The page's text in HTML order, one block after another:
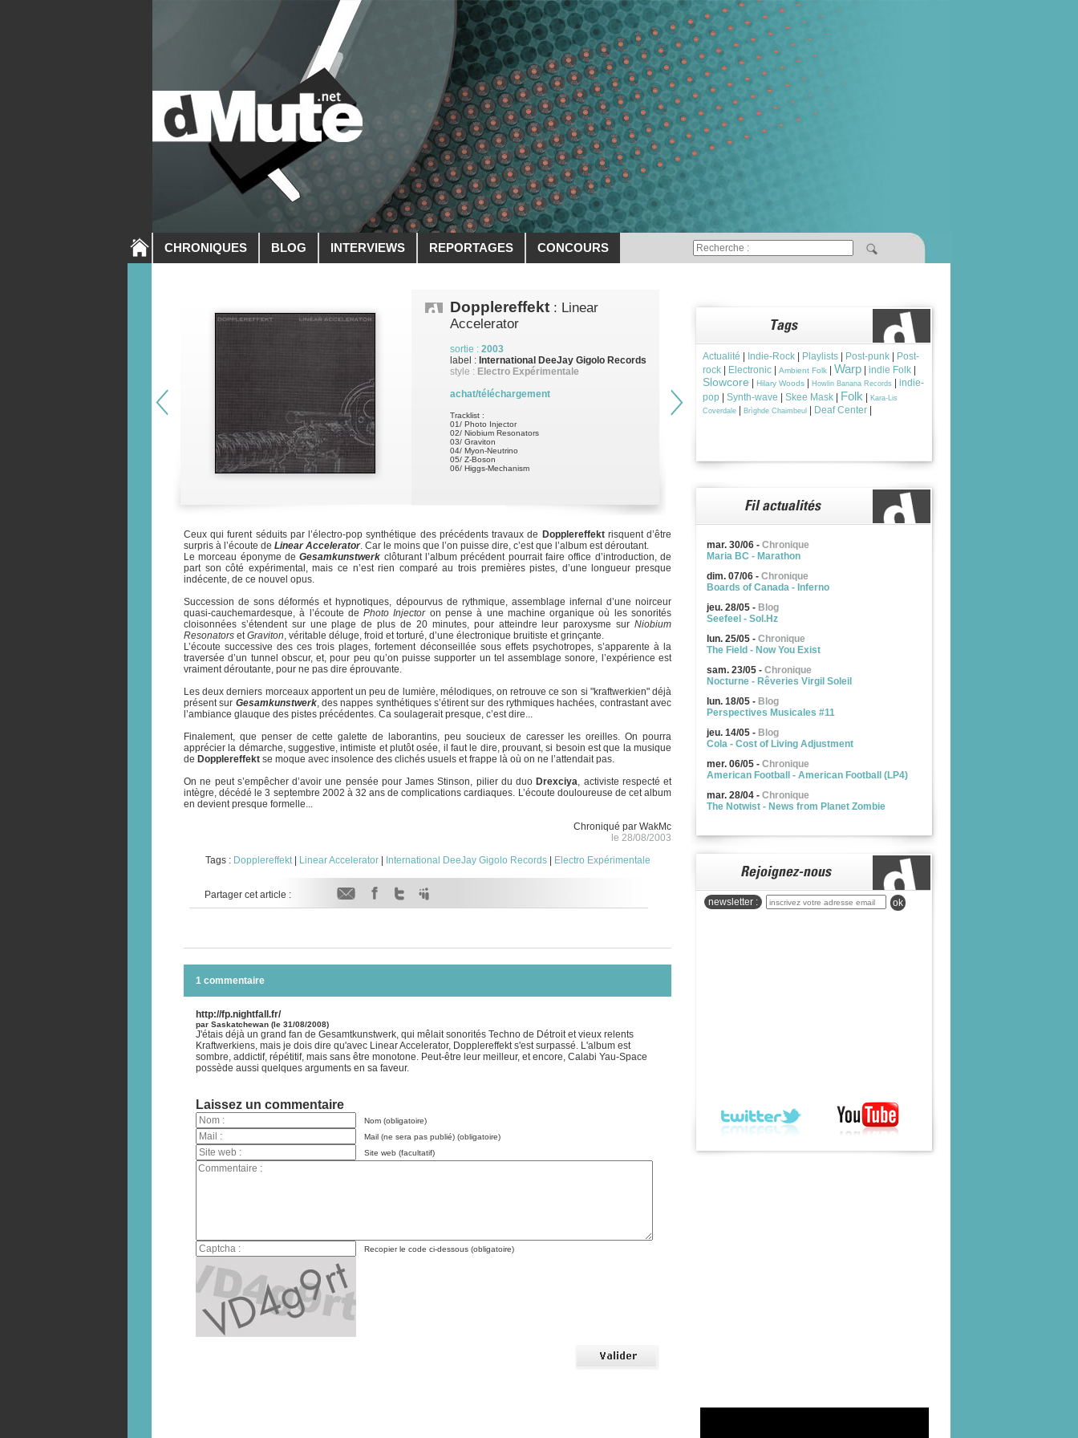
CHRONIQUES BLOG INTERVIEWS REPORTAGES CONCOURS
Dopplereffekt : Linear
Accelerator
sortie : 2003
label : International DeeJay Gigolo Records
style : Electro Expérimentale
achat/téléchargement
Tracklist :
01/ Photo Injector
02/ Niobium Resonators
03/ Graviton
04/ Myon-Neutrino
05/ Z-Boson
06/ Higgs-Mechanism
Ceux qui furent séduits par l’électro-pop synthétique des précédents travaux de Dopplereffektrisquent d’être
surpris à l’écoute de Linear Accelerator. Car le moins que l’on puisse dire, c’est que l’album est déroutant.
Le morceau éponyme deGesamkunstwerk clôturant l’album précédent pourrait faire office d’introduction, de
part son côté expérimental, mais ce n’est rien comparé au trois premières pistes, d’une longueur presque
indécente, de ce nouvel opus.
Succession de sons déformés et hypnotiques, dépourvus de rythmique, assemblage infernal d’une noirceur
quasi-cauchemardesque, à l’écoute dePhoto Injectoron pense à une machine organique où les sonorités
cloisonnées s’étendent sur une plage de plus de 20 minutes, pour atteindre leur paroxysme sur Niobium
Resonators etGraviton, véritable déluge, froid et torturé, d’une électronique bruitiste et grinçante.
L’écoute successive des ces trois plages, fortement déconseillée sous effets psychotropes, s’apparente à la
traversée d’un tunnel obscur, et, pour peu qu’on puisse supporter un tel assemblage sonore, l’expérience est
vraiment déroutante, pour ne pas dire éprouvante.
Les deux derniers morceaux apportent un peu de lumière, mélodiques, on retrouve ce son si "kraftwerkien" déjà
présent sur Gesamkunstwerk, des nappes synthétiques s’étirent sur des rythmiques hachées, contrastant avec
l’ambiance glauque des pistes précédentes. Ca soulagerait presque, c’est dire...
Finalement, que penser de cette galette de laborantins, peu soucieux de caresser les oreilles. On pourra
apprécier la démarche, suggestive, intimiste et plutôt osée, il faut le dire, prouvant, si besoin est que la musique
de Dopplereffekt se moque avec insolence des clichés usuels et frappe là où on ne l’attendait pas.
On ne peut s’empêcher d’avoir une pensée pour James Stinson, pilier du duo Drexciya, activiste respecté et
intègre, décédé le 3 septembre 2002 à 32 ans de complications cardiaques. L’écoute douloureuse de cet album
en devient presque formelle...
Chroniqué par WakMc
le 28/08/2003
Tags : Dopplereffekt| Linear Accelerator| International DeeJay Gigolo Records| Electro Expérimentale
Partager cet article :
1 commentaire
http://fp.nightfall.fr/
par Saskatchewan (le 31/08/2008)
J'étais déjà un grand fan de Gesamtkunstwerk, qui mêlait sonorités Techno de Détroit et vieux relents
Kraftwerkiens, mais je dois dire qu'avec Linear Accelerator, Dopplereffekt s'est surpassé. L'album est
sombre, addictif, répétitif, mais sans être monotone. Peut-être leur meilleur, et encore, Calabi Yau-Space
possède aussi quelques arguments en sa faveur.
Laissez un commentaire
Nom (obligatoire)
Mail (ne sera pas publié) (obligatoire)
Site web (facultatif)
Recopier le code ci-dessous (obligatoire)
Actualité Indie-Rock Playlists Post-punk
Post-
rock
Electronic Ambient Folk Warp indie Folk
Slowcore Hilary Woods Howlin Banana Records
indie-
pop
Synth-wave Skee Mask Folk
Kara-Lis
Coverdale
Brìghde Chaimbeul Deaf Center
mar. 30/06 - Chronique
Maria BC - Marathon
dim. 07/06 - Chronique
Boards of Canada - Inferno
jeu. 28/05 - Blog
Seefeel - Sol.Hz
lun. 25/05 - Chronique
The Field - Now You Exist
sam. 23/05 - Chronique
Nocturne - Rêveries Virgil Soleil
lun. 18/05 - Blog
Perspectives Musicales #11
jeu. 14/05 - Blog
Cola - Cost of Living Adjustment
mer. 06/05 - Chronique
American Football - American Football (LP4)
mar. 28/04 - Chronique
The Notwist - News from Planet Zombie
newsletter : ok